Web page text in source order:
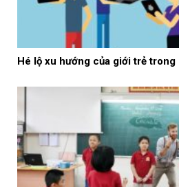
Hé lộ xu hướng của giới trẻ trong